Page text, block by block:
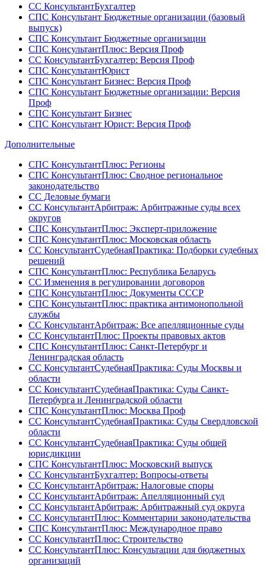
СС КонсультантБухгалтер
СПС Консультант Бюджетные организации (базовый
выпуск)
СПС Консультант Бюджетные организации
СПС КонсультантПлюс: Версия Проф
СС КонсультантБухгалтер: Версия Проф
СПС КонсультантЮрист
СПС Консультант Бизнес: Версия Проф
СПС Консультант Бюджетные организации: Версия
Проф
СПС Консультант Бизнес
СПС Консультант Юрист: Версия Проф
Дополнительные
СПС КонсультантПлюс: Регионы
СПС КонсультантПлюс: Сводное региональное
законодательство
СС Деловые бумаги
СС КонсультантАрбитраж: Арбитражные суды всех
округов
СПС КонсультантПлюс: Эксперт-приложение
СПС КонсультантПлюс: Московская область
СС КонсультантСудебнаяПрактика: Подборки судебных
решений
СПС КонсультантПлюс: Республика Беларусь
СС Изменения в регулировании договоров
СПС КонсультантПлюс: Документы СССР
СПС КонсультантПлюс: практика антимонопольной
службы
СС КонсультантАрбитраж: Все апелляционные суды
СС КонсультантПлюс: Проекты правовых актов
СПС КонсультантПлюс: Санкт-Петербург и
Ленинградская область
СС КонсультантСудебнаяПрактика: Суды Москвы и
области
СС КонсультантСудебнаяПрактика: Суды Санкт-
Петербурга и Ленинградской области
СПС КонсультантПлюс: Москва Проф
СС КонсультантСудебнаяПрактика: Суды Свердловской
области
СС КонсультантСудебнаяПрактика: Суды общей
юрисдикции
СПС КонсультантПлюс: Московский выпуск
СС КонсультантБухгалтер: Вопросы-ответы
СС КонсультантАрбитраж: Налоговые споры
СС КонсультантАрбитраж: Апелляционный суд
СС КонсультантАрбитраж: Арбитражный суд округа
СС КонсультантПлюс: Комментарии законодательства
СПС КонсультантПлюс: Международное право
СС КонсультантПлюс: Строительство
СС КонсультантПлюс: Консультации для бюджетных
организаций